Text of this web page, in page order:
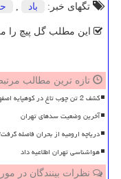
تگهای خبر:
باد
این مطلب گل پیچ را
تازه ترین مطالب
کشف 2 تن چوب تاغ در کوهپایه اصفهان طی 24 ساعت اخیر 8 نفر دستگیر شدند
آخرین وضعیت سدهای تهران
دریاچه ارومیه از بحران فاصله
هواشناسی تهران اطلاعیه داد
نظرات بینندگان در